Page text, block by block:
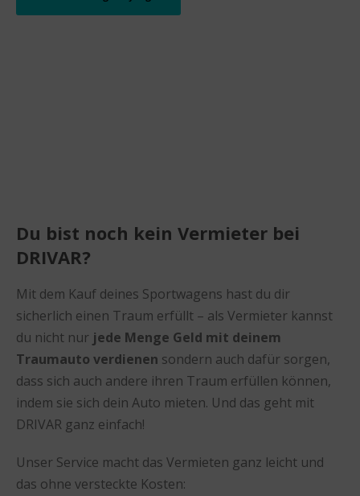
Du bist noch kein Vermieter bei
DRIVAR?
Mit dem Kauf deines Sportwagens hast du dir
sicherlich einen Traum erfüllt – als Vermieter kannst
du nicht nur jede Menge Geld mit deinem
Traumauto verdienen sondern auch dafür sorgen,
dass sich auch andere ihren Traum erfüllen können,
indem sie sich dein Auto mieten. Und das geht mit
DRIVAR ganz einfach!
Unser Service macht das Vermieten ganz leicht und
das ohne versteckte Kosten: